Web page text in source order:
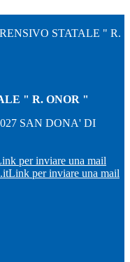
STATALE " R.
" R. ONOR "
SAN DONA' DI
per inviare una mail
Link per inviare una mail